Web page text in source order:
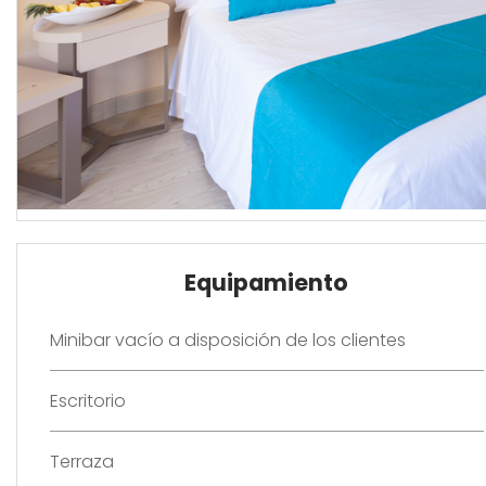
Equipamiento
Minibar vacío a disposición de los clientes
Escritorio
Terraza